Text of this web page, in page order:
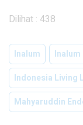
Dilihat : 438
Inalum
Indonesia Living
Mahyaruddin